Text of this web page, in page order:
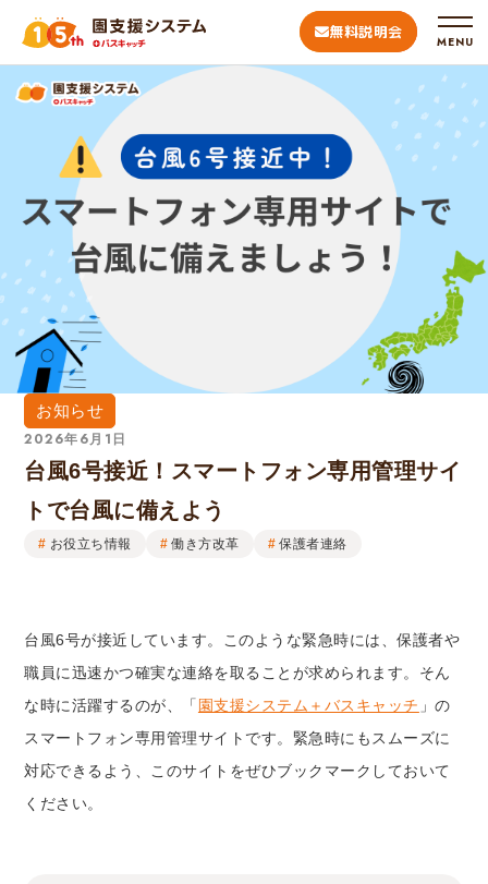
無料説明会
MENU
お知らせ
2026年6月1日
台風6号接近！スマートフォン専用管理サイ
トで台風に備えよう
お役立ち情報 働き方改革 保護者連絡
台風6号が接近しています。このような緊急時には、保護者や
職員に迅速かつ確実な連絡を取ることが求められます。そん
な時に活躍するのが、「 園支援システム＋バスキャッチ 」の
スマートフォン専用管理サイトです。緊急時にもスムーズに
対応できるよう、このサイトをぜひブックマークしておいて
ください。